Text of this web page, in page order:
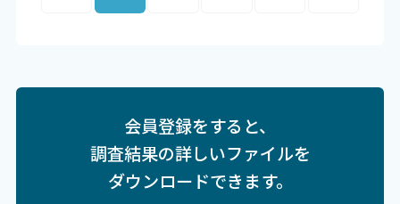
会員登録をすると、
調査結果の詳しいファイルを
ダウンロードできます。